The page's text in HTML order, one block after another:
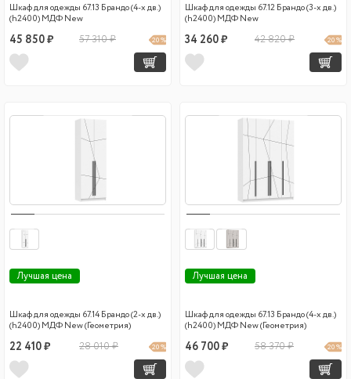
Шкаф для одежды 67.13 Брандо (4-х дв.)
(h2400) МДФ New
45 850 ₽ 57 310 ₽ 20 %
Шкаф для одежды 67.12 Брандо (3-х дв.)
(h2400) МДФ New
34 260 ₽ 42 820 ₽ 20 %
Лучшая цена
Шкаф для одежды 67.14 Брандо (2-х дв.)
(h2400) МДФ New (Геометрия)
22 410 ₽ 28 010 ₽ 20 %
Лучшая цена
Шкаф для одежды 67.13 Брандо (4-х дв.)
(h2400) МДФ New (Геометрия)
46 700 ₽ 58 370 ₽ 20 %